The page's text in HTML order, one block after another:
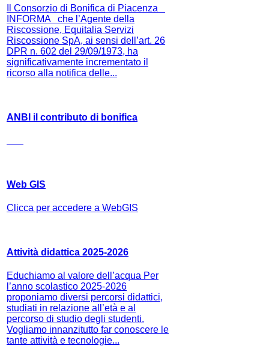
Il Consorzio di Bonifica di Piacenza
INFORMA che l’Agente della
Riscossione, Equitalia Servizi
Riscossione SpA, ai sensi dell’art. 26
DPR n. 602 del 29/09/1973, ha
significativamente incrementato il
ricorso alla notifica delle...
ANBI il contributo di bonifica
Web GIS
Clicca per accedere a WebGIS
Attività didattica 2025-2026
Educhiamo al valore dell’acqua Per
l’anno scolastico 2025-2026
proponiamo diversi percorsi didattici,
studiati in relazione all’età e al
percorso di studio degli studenti.
Vogliamo innanzitutto far conoscere le
tante attività e tecnologie...